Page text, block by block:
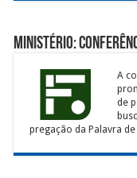
Ministério:
A
de
pregação da Palavra